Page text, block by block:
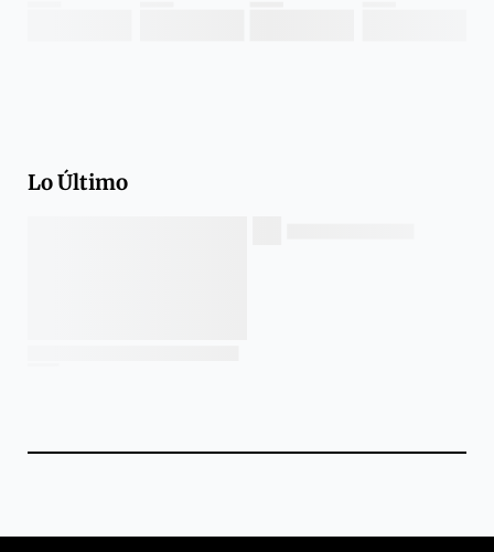
Lo Último